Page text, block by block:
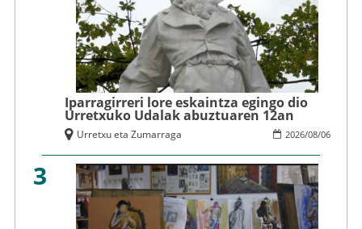
Iparragirreri lore eskaintza egingo dio
Urretxuko Udalak abuztuaren 12an
2026/08/06
Urretxu eta Zumarraga
3